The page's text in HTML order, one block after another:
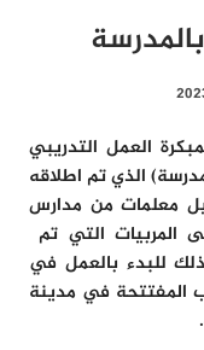
العمل التدريبي
الذي تم اطلاقه
تأهيل معلمات من مدارس
التي تم
للبدء بالعمل في
المفتتحة في مدينة